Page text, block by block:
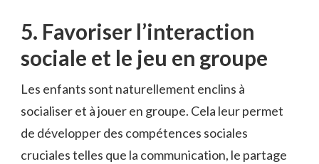
5. Favoriser⁢ l’interaction
sociale ⁢et le​ jeu en‌ groupe
Les enfants sont naturellement⁣ enclins⁤ à
‌socialiser et ⁣à jouer en groupe. Cela leur permet
de développer des ‌compétences ⁤sociales
cruciales telles que la communication, le partage